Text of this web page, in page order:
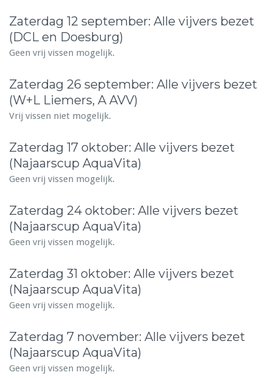
Zaterdag 12 september: Alle vijvers bezet
(DCL en Doesburg)
Geen vrij vissen mogelijk.
Zaterdag 26 september: Alle vijvers bezet
(W+L Liemers, A AVV)
Vrij vissen niet mogelijk.
Zaterdag 17 oktober: Alle vijvers bezet
(Najaarscup AquaVita)
Geen vrij vissen mogelijk.
Zaterdag 24 oktober: Alle vijvers bezet
(Najaarscup AquaVita)
Geen vrij vissen mogelijk.
Zaterdag 31 oktober: Alle vijvers bezet
(Najaarscup AquaVita)
Geen vrij vissen mogelijk.
Zaterdag 7 november: Alle vijvers bezet
(Najaarscup AquaVita)
Geen vrij vissen mogelijk.